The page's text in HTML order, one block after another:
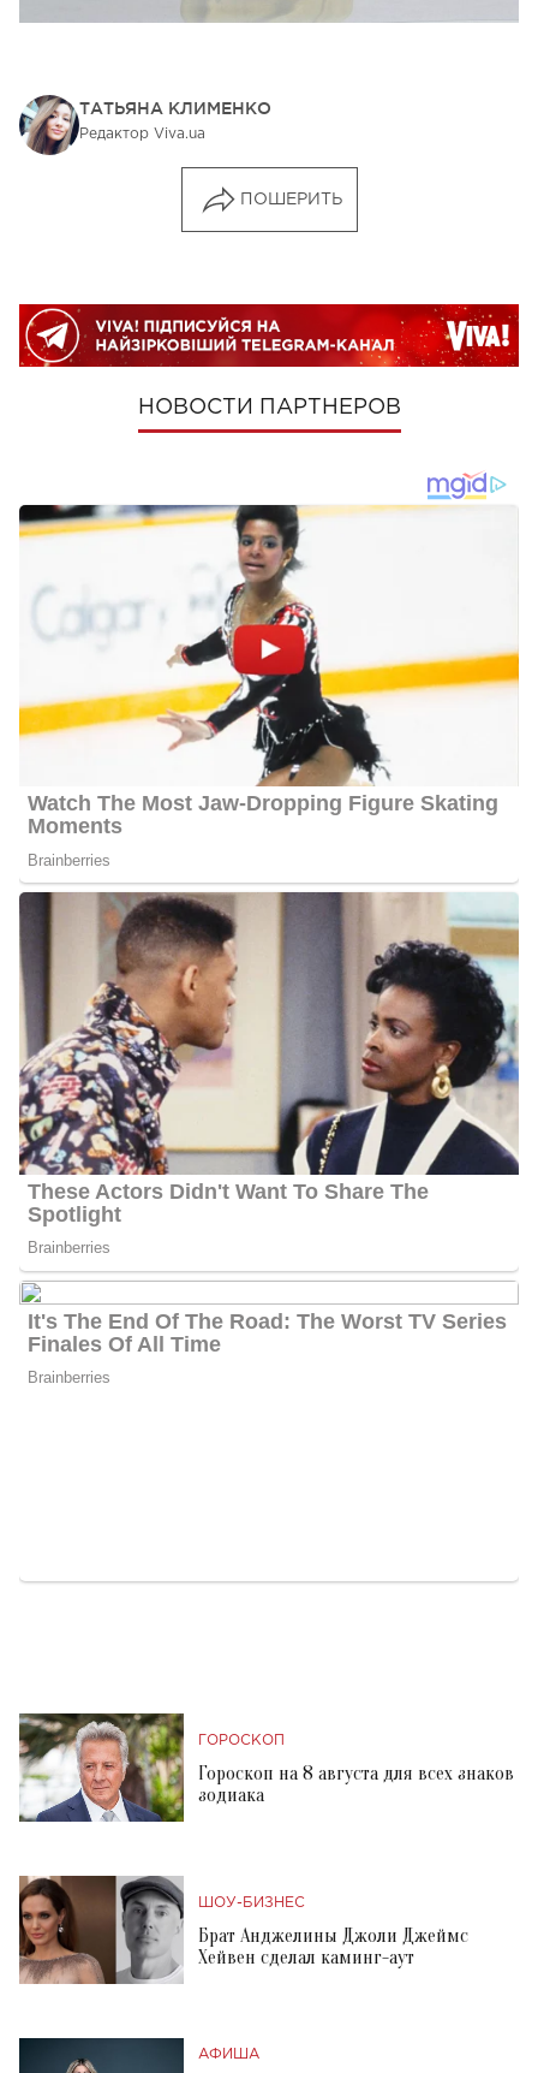
ТАТЬЯНА КЛИМЕНКО
Редактор Viva.ua
ПОШЕРИТЬ
НОВОСТИ ПАРТНЕРОВ
ГОРОСКОП
Гороскоп на 8 августа для всех знаков
зодиака
ШОУ-БИЗНЕС
Брат Анджелины Джоли Джеймс
Хейвен сделал каминг-аут
АФИША